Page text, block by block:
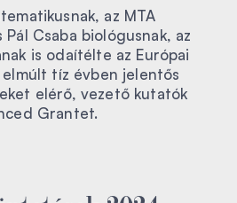
az MTA
Csaba biológusnak, az
is odaítélte az Európai
elmúlt tíz évben jelentős
elérő, vezető kutatók
Grantet.